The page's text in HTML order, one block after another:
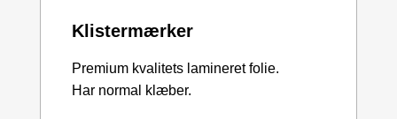
Klistermærker
Premium kvalitets lamineret folie.
Har normal klæber.